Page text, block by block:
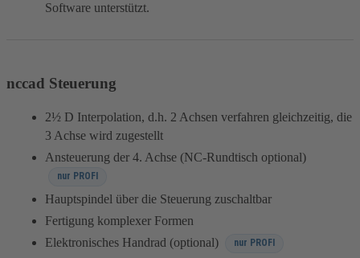
Software unterstützt.
nccad Steuerung
2½ D Interpolation, d.h. 2 Achsen verfahren gleichzeitig, die
3 Achse wird zugestellt
Ansteuerung der 4. Achse (NC-Rundtisch optional)
nur PROFI
Hauptspindel über die Steuerung zuschaltbar
Fertigung komplexer Formen
Elektronisches Handrad (optional)
nur PROFI